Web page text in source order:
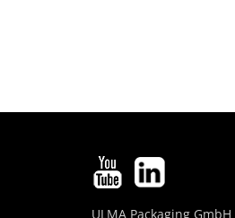
ULMA Packaging